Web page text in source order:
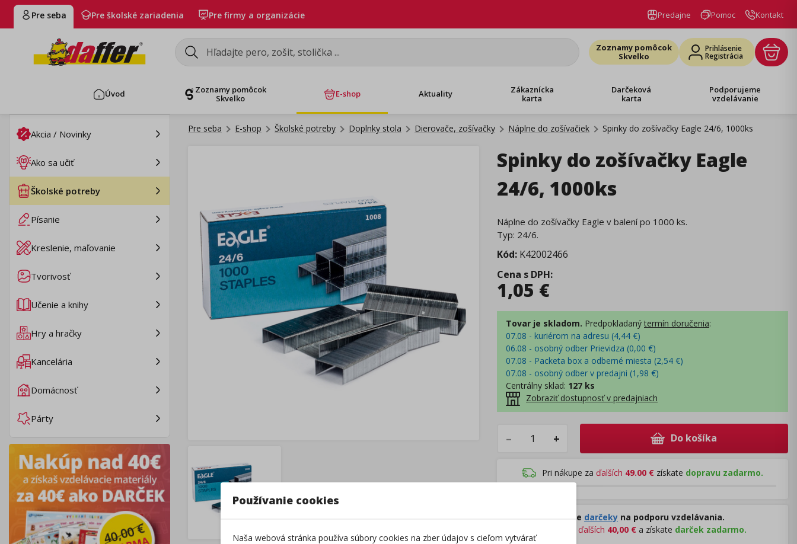
Pre seba Pre školské zariadenia Pre firmy a organizácie Predajne Pomoc Kontakt
Zoznamy pomôcok
Skvelko
Prihlásenie
Registrácia
Úvod
Zoznamy pomôcok
Skvelko
E-shop Aktuality
Zákaznícka
karta
Darčeková
karta
Podporujeme
vzdelávanie
Akcia / Novinky
Ako sa učiť
Školské potreby
Písanie
Kreslenie, maľovanie
Tvorivosť
Učenie a knihy
Hry a hračky
Kancelária
Domácnosť
Párty
Pre seba E-shop Školské potreby Doplnky stola Dierovače, zošívačky Náplne do zošívačiek Spinky do zošívačky Eagle 24/6, 1000ks
Spinky do zošívačky Eagle
24/6, 1000ks
Náplne do zošívačky Eagle v balení po 1000 ks.
Typ: 24/6.
Kód: K42002466
Cena s DPH:
1,05 €
Tovar je skladom. Predpokladaný termín doručenia:
07.08 - kuriérom na adresu (4,44 €)
06.08 - osobný odber Prievidza (0,00 €)
07.08 - Packeta box a odberné miesta (2,54 €)
07.08 - osobný odber v predajni (1,98 €)
Centrálny sklad: 127 ks
Zobraziť dostupnosť v predajniach
– + Do košíka
Pri nákupe za ďalších 49.00 € získate dopravu zadarmo.
Rozdávame darčeky na podporu vzdelávania.
ďalších 40,00 € a získate darček zadarmo.
Používanie cookies
Naša webová stránka používa súbory cookies na zber údajov s cieľom vytvárať